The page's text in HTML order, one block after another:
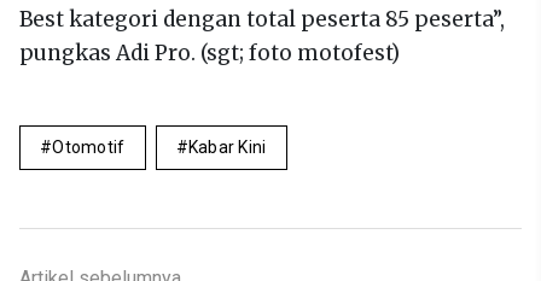
Best kategori dengan total peserta 85 peserta”,
pungkas Adi Pro. (sgt; foto motofest)
Otomotif Kabar Kini